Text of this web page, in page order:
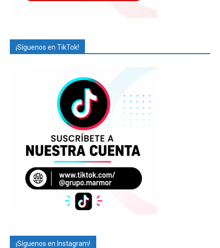
¡Síguenos en TikTok!
¡Síguenos en Instagram!